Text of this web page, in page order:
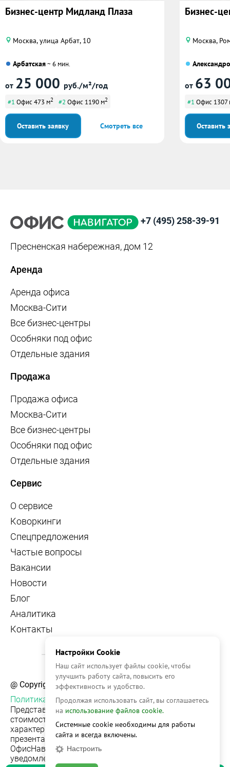
Бизнес-центр Мидланд Плаза
Москва, улица Арбат, 10
Арбатская~ 6 мин.
от 25 000 руб./м²/год
#1 Офис 473 м2 #2 Офис 1190 м2
Оставить заявку Смотреть все
Бизнес-
Москва,
от 63
#1 Офис 1307
Оставить
+7 (495) 258-39-91
Пресненская набережная, дом 12
Аренда
Аренда офиса
Москва-Сити
Все бизнес-центры
Особняки под офис
Отдельные здания
Продажа
Продажа офиса
Москва-Сити
Все бизнес-центры
Особняки под офис
Отдельные здания
Сервис
О сервисе
Коворкинги
Спецпредложения
Частые вопросы
Вакансии
Новости
Блог
Аналитика
Контакты
@ Copyright, 2026 OFFICE NAVIGATOR
Политика конфиденциальности
Представленная на сайте информация, в т.ч.
стоимости объектов, носит информационный
характер и не является публичной офертой. Условия
презентации объекта недвижимости на сервисе
ОфисНавигатор могут быть изменены без
уведомления.
Настройки Cookie
Наш сайт использует файлы cookie, чтобы
улучшить работу сайта, повысить его
эффективность и удобство.
Продолжая использовать сайт, вы соглашаетесь
на использование файлов cookie.
Системные cookie необходимы для работы
сайта и всегда включены.
Настроить